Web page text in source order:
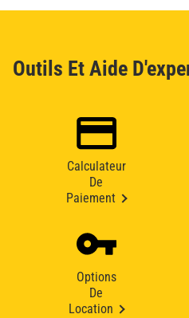
Outils Et Aide
Calculateur
De
Paiement
Options
De
Location